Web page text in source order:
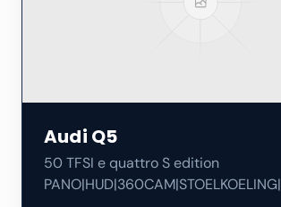
Audi Q5
50 TFSI e quattro S edition
PANO|HUD|360CAM|STOELKOELING|